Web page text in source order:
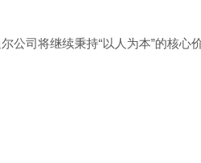
公司将继续秉持“以人为本”的核心